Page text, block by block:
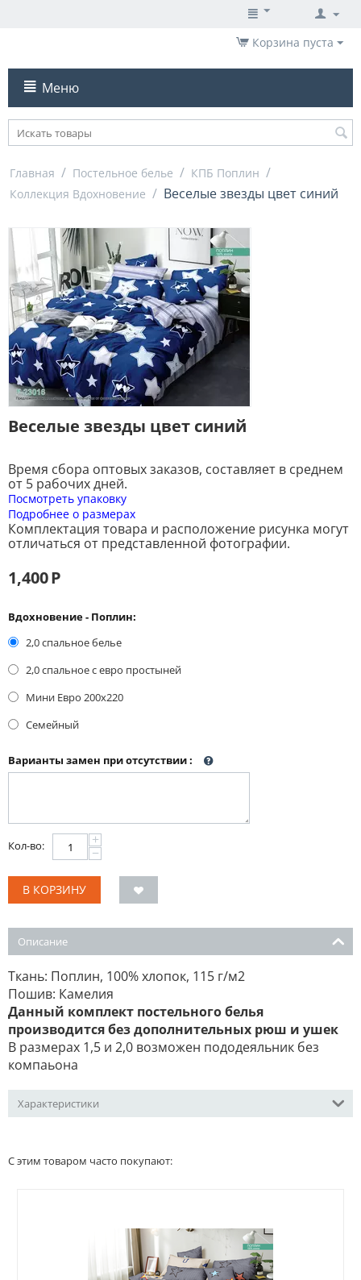
Корзина пуста
Меню
Главная / Постельное белье / КПБ Поплин /
Коллекция Вдохновение / Веселые звезды цвет синий
Веселые звезды цвет синий
Время сбора оптовых заказов, составляет в среднем
от 5 рабочих дней.
Посмотреть упаковку
Подробнее о размерах
Комплектация товара и расположение рисунка могут
отличаться от представленной фотографии.
1,400Р
Вдохновение - Поплин:
2,0 спальное белье
2,0 спальное с евро простыней
Мини Евро 200x220
Семейный
Варианты замен при отсутствии:
Кол-во: +
−
В КОРЗИНУ
Описание
Ткань: Поплин, 100% хлопок, 115 г/м2
Пошив: Камелия
Данный комплект постельного белья
производится без дополнительных рюш и ушек
В размерах 1,5 и 2,0 возможен пододеяльник без
компаьона
Характеристики
С этим товаром часто покупают: